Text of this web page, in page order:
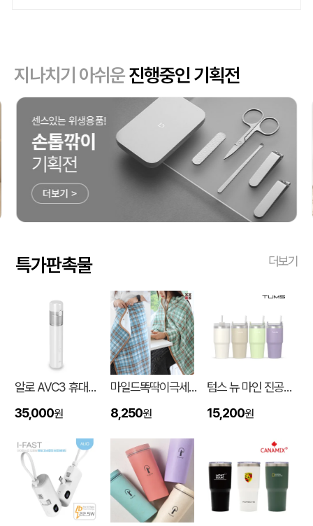
지나치기 아쉬운진행중인 기획전
특가판촉물 더보기
알로 AVC3 휴대용 3in1 에어건 핸디 차량용 무선청소기
35,000원
마일드똑딱이극세사담요
8,250원
텀스 뉴 마인 진공 스텐텀블러 650ml
15,200원
신OO 대형 타포린가방 긴 손잡이 숄더가능(11color) (420x400x250mm) 08-06